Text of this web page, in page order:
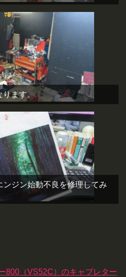
ります。
ンジン始動不良を修理してみ
800（VS52C）のキャブレター